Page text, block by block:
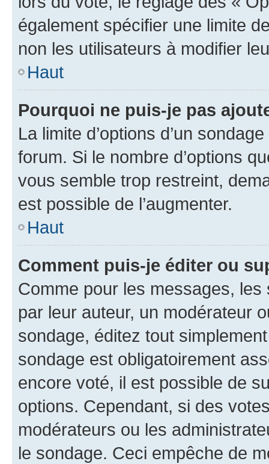
également spécifier une limite
non les utilisateurs à modifier
Haut
Pourquoi ne puis-je pas
La limite d’options d’un
forum. Si le nombre d’options
vous semble trop restreint,
est possible de l’augmenter.
Haut
Comment puis-je éditer ou
Comme pour les messages,
par leur auteur, un modérateur
sondage, éditez tout
sondage est obligatoirement
encore voté, il est possible de
options. Cependant, si des
modérateurs ou les
le sondage. Ceci empêche de